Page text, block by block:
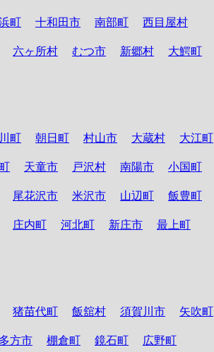
町 十和田市 南部町 西目屋村
六ヶ所村 むつ市 新郷村 大鰐町
町 朝日町 村山市 大蔵村 大江町
天童市 戸沢村 南陽市 小国町
尾花沢市 米沢市 山辺町 飯豊町
庄内町 河北町 新庄市 最上町
猪苗代町 飯舘村 須賀川市 矢吹町
方市 棚倉町 鏡石町 広野町